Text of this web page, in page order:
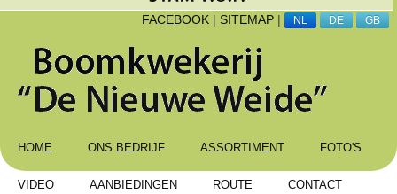
FACEBOOK | SITEMAP | NL DE GB
HOME ONS BEDRIJF ASSORTIMENT FOTO'S
VIDEO AANBIEDINGEN ROUTE CONTACT